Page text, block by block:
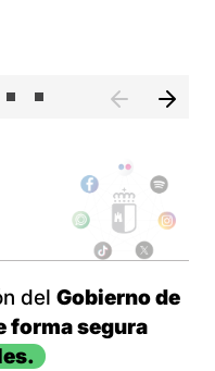
del Gobierno de
forma segura